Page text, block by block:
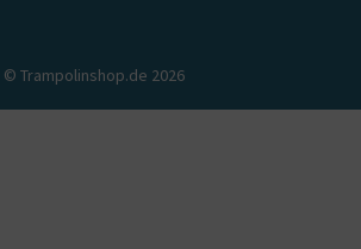
© Trampolinshop.de 2026